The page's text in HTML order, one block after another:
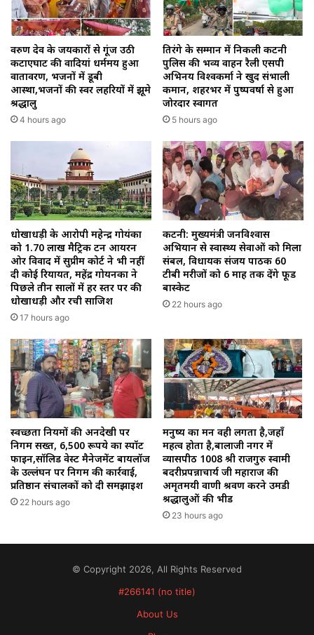
वरुण देव के जयकारों से गूंज उठी
कटाएघाट की वादियां धर्ममय हुआ
वातावरण, भजनों में डूबी
आस्था,भजनों की स्वर लहरियों में झूमे
श्रद्धालु
4 hours ago
तिरंगे के सम्मान में निकली कटनी
पुलिस की भव्य वाहन रैली एसपी
अभिनय विश्वकर्मा ने खुद संभाली
कमान, शहरभर में पुष्पवर्षा से हुआ
जोरदार स्वागत
5 hours ago
धोखाधड़ी के आरोपी महेन्द्र गोयंका
को 1.70 लाख मैट्रिक टन आयरन
ओर विवाद में सुप्रीम कोर्ट ने भी नहीं
दी कोई रियायत, महेंद्र गोयनका ने
पिछले तीन सालों में हर स्तर पर की
धोखाधड़ी और रची साजिश
17 hours ago
कटनी: मुख्यमंत्री जनविश्वास
अभियान से स्वास्थ्य सेवाओं को मिला
संबल, विधायक संजय पाठक 60
टीबी मरीजों को 6 माह तक देंगे फूड
बास्केट
22 hours ago
स्वच्छता नियमों की अनदेखी पर
निगम सख्त, 6,500 रूपये का स्पॉट
फाइन,सॉलिड वेस्ट मैनेजमेंट बायलॉज
के उल्लंघन पर निगम की कार्रवाई,
प्रतिष्ठान संचालकों को दी समझाइश
22 hours ago
मनुष्य का मन वही लगता है,जहाँ
महत्व होता है,बालाजी नगर में
व्यासपीठ 1008 श्री राजगुरु स्वामी
बदरीप्रपन्नाचार्य जी महाराज की
अमृतमयी वाणी श्रवण करने उमडी
श्रद्धालुओं की भीड
23 hours ago
© Copyright 2026, All Rights Reserved
#266141 (no title)
About Us